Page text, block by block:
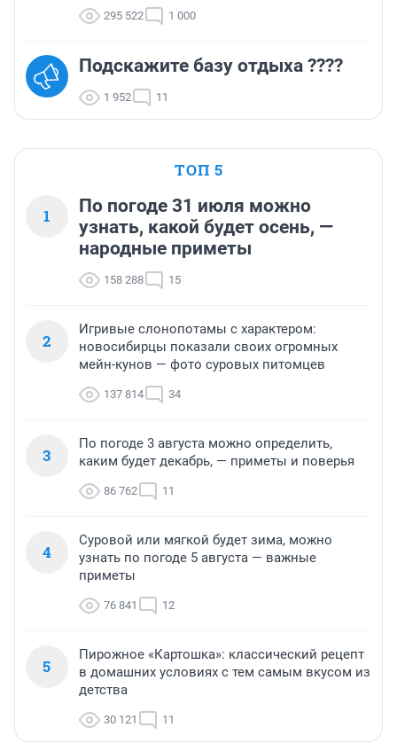
295 522 1 000
Подскажите базу отдыха ????
1 952 11
ТОП 5
1
По погоде 31 июля можно
узнать, какой будет осень, —
народные приметы
158 288 15
2
Игривые слонопотамы с характером:
новосибирцы показали своих огромных
мейн-кунов — фото суровых питомцев
137 814 34
3
По погоде 3 августа можно определить,
каким будет декабрь, — приметы и поверья
86 762 11
4
Суровой или мягкой будет зима, можно
узнать по погоде 5 августа — важные
приметы
76 841 12
5
Пирожное «Картошка»: классический рецепт
в домашних условиях с тем самым вкусом из
детства
30 121 11